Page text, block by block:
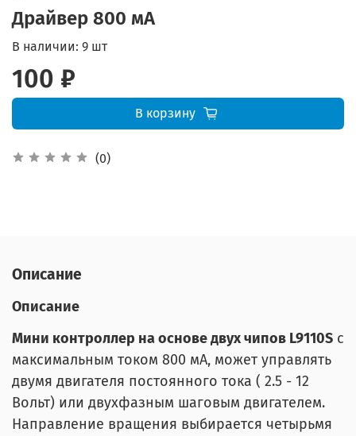
Драйвер 800 мА
(0)
В наличии: 9 шт
100 ₽
В корзину
Описание
Описание
Мини контроллер на основе двух чипов L9110S с
максимальным током 800 мА, может управлять
двумя двигателя постоянного тока ( 2.5 - 12
Вольт) или двухфазным шаговым двигателем.
Направление вращения выбирается четырьмя